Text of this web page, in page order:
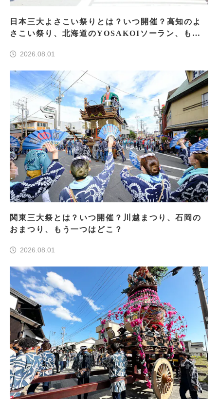
日本三大よさこい祭りとは？いつ開催？高知のよ
さこい祭り、北海道のYOSAKOIソーラン、もう
2026.08.01
関東三大祭とは？いつ開催？川越まつり、石岡の
おまつり、もう一つはどこ？
2026.08.01